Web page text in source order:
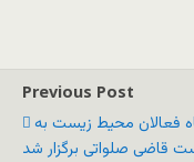
Previous Post
فعالان محیط زیست به
قاضی صلواتی برگزار شد